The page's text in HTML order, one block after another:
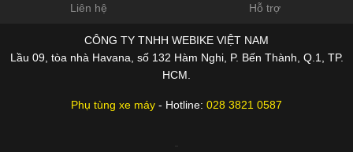
Liên hệ Hỗ trợ
CÔNG TY TNHH WEBIKE VIỆT NAM
Lầu 09, tòa nhà Havana, số 132 Hàm Nghi, P. Bến Thành, Q.1, TP.
HCM.
Phụ tùng xe máy - Hotline: 028 3821 0587